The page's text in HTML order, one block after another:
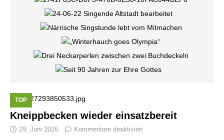
TOP
Kneippbecken wieder einsatzbereit
29. Juni 2026 Kommentare deaktiviert